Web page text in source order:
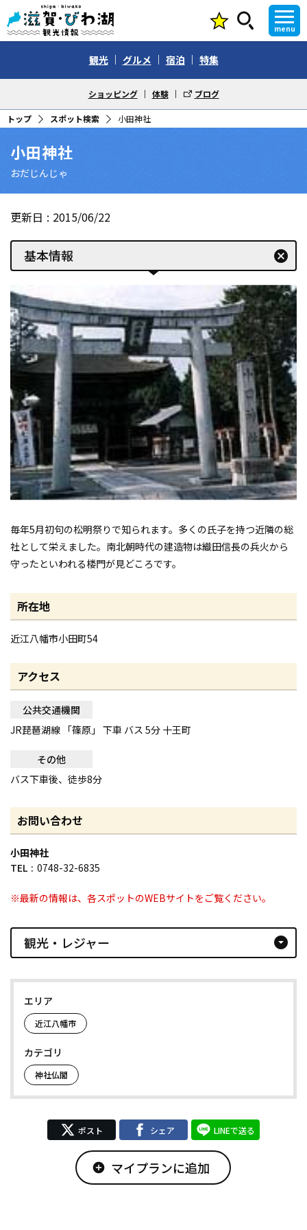
menu
観光 グルメ 宿泊 特集
ショッピング 体験 ブログ
トップ スポット検索 小田神社
小田神社
おだじんじゃ
更新日 2015/06/22
基本情報 cancel
毎年5月初句の松明祭りで知られます。多くの氏子を持つ近隣の総
社として栄えました。南北朝時代の建造物は織田信長の兵火から
守ったといわれる楼門が見どころです。
所在地
近江八幡市小田町54
アクセス
公共交通機関
JR琵琶湖線 「篠原」 下車 バス 5分 十王町
その他
バス下車後、徒歩8分
お問い合わせ
小田神社
TEL
0748-32-6835
※最新の情報は、各スポットのWEBサイトをご覧ください。
観光・レジャー arrow_drop_down_circle
エリア
近江八幡市
カテゴリ
神社仏閣
ポスト シェア LINEで送る
add_circle マイプランに追加